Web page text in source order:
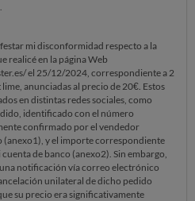
mi disconformidad respecto a la
realicé en la página Web
el 25/12/2024, correspondiente a 2
anunciadas al precio de 20€. Estos
en distintas redes sociales, como
identificado con el número
confirmado por el vendedor
y el importe correspondiente
de banco (anexo2). Sin embargo,
notificación vía correo electrónico
unilateral de dicho pedido
su precio era significativamente